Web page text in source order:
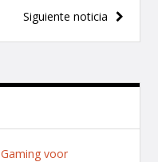
Siguiente noticia
voor